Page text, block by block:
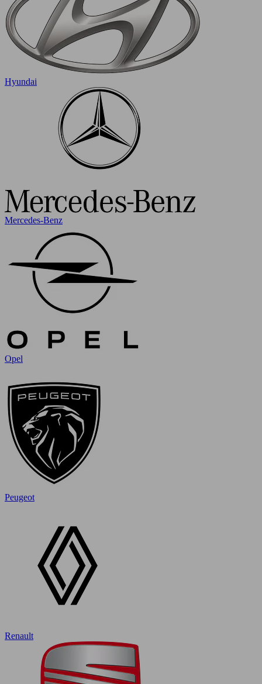
Hyundai
Mercedes-Benz
Opel
Peugeot
Renault